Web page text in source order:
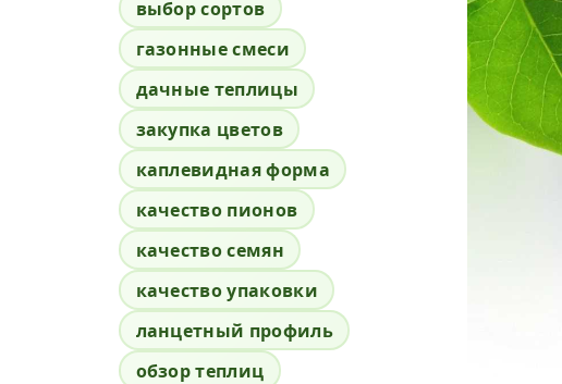
выбор сортов
газонные смеси
дачные теплицы
закупка цветов
каплевидная форма
качество пионов
качество семян
качество упаковки
ланцетный профиль
обзор теплиц